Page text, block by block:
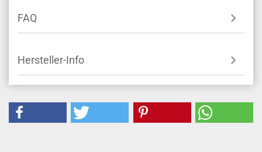
FAQ
Hersteller-Info